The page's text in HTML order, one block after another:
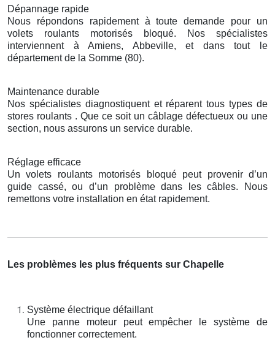
Dépannage rapide
Nous répondons rapidement à toute demande pour un
volets roulants motorisés bloqué. Nos spécialistes
interviennent à Amiens, Abbeville, et dans tout le
département de la Somme (80).
Maintenance durable
Nos spécialistes diagnostiquent et réparent tous types de
stores roulants . Que ce soit un câblage défectueux ou une
section, nous assurons un service durable.
Réglage efficace
Un volets roulants motorisés bloqué peut provenir d’un
guide cassé, ou d’un problème dans les câbles. Nous
remettons votre installation en état rapidement.
Les problèmes les plus fréquents sur Chapelle
Système électrique défaillant
Une panne moteur peut empêcher le système de
fonctionner correctement.